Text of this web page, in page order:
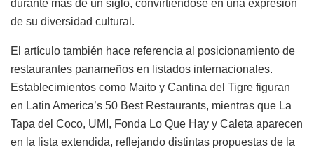
durante más de un siglo, convirtiéndose en una expresión
de su diversidad cultural.
El artículo también hace referencia al posicionamiento de
restaurantes panameños en listados internacionales.
Establecimientos como Maito y Cantina del Tigre figuran
en Latin America’s 50 Best Restaurants, mientras que La
Tapa del Coco, UMI, Fonda Lo Que Hay y Caleta aparecen
en la lista extendida, reflejando distintas propuestas de la